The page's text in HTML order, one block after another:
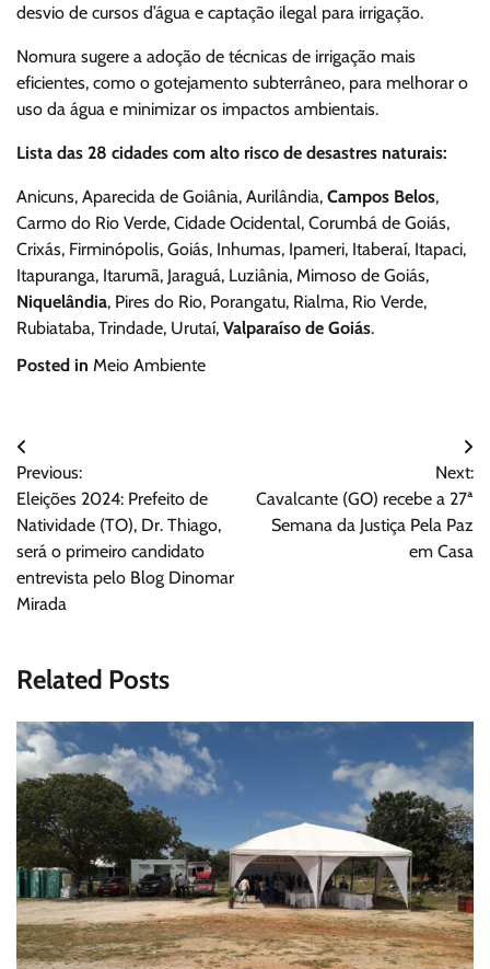
desvio de cursos d’água e captação ilegal para irrigação.
Nomura sugere a adoção de técnicas de irrigação mais
eficientes, como o gotejamento subterrâneo, para melhorar o
uso da água e minimizar os impactos ambientais.
Lista das 28 cidades com alto risco de desastres naturais:
Anicuns, Aparecida de Goiânia, Aurilândia, Campos Belos,
Carmo do Rio Verde, Cidade Ocidental, Corumbá de Goiás,
Crixás, Firminópolis, Goiás, Inhumas, Ipameri, Itaberaí, Itapaci,
Itapuranga, Itarumã, Jaraguá, Luziânia, Mimoso de Goiás,
Niquelândia, Pires do Rio, Porangatu, Rialma, Rio Verde,
Rubiataba, Trindade, Urutaí, Valparaíso de Goiás.
Posted in Meio Ambiente
Navegação
de
Post
Previous:
Eleições 2024: Prefeito de
Natividade (TO), Dr. Thiago,
será o primeiro candidato
entrevista pelo Blog Dinomar
Mirada
Next:
Cavalcante (GO) recebe a 27ª
Semana da Justiça Pela Paz
em Casa
Related Posts